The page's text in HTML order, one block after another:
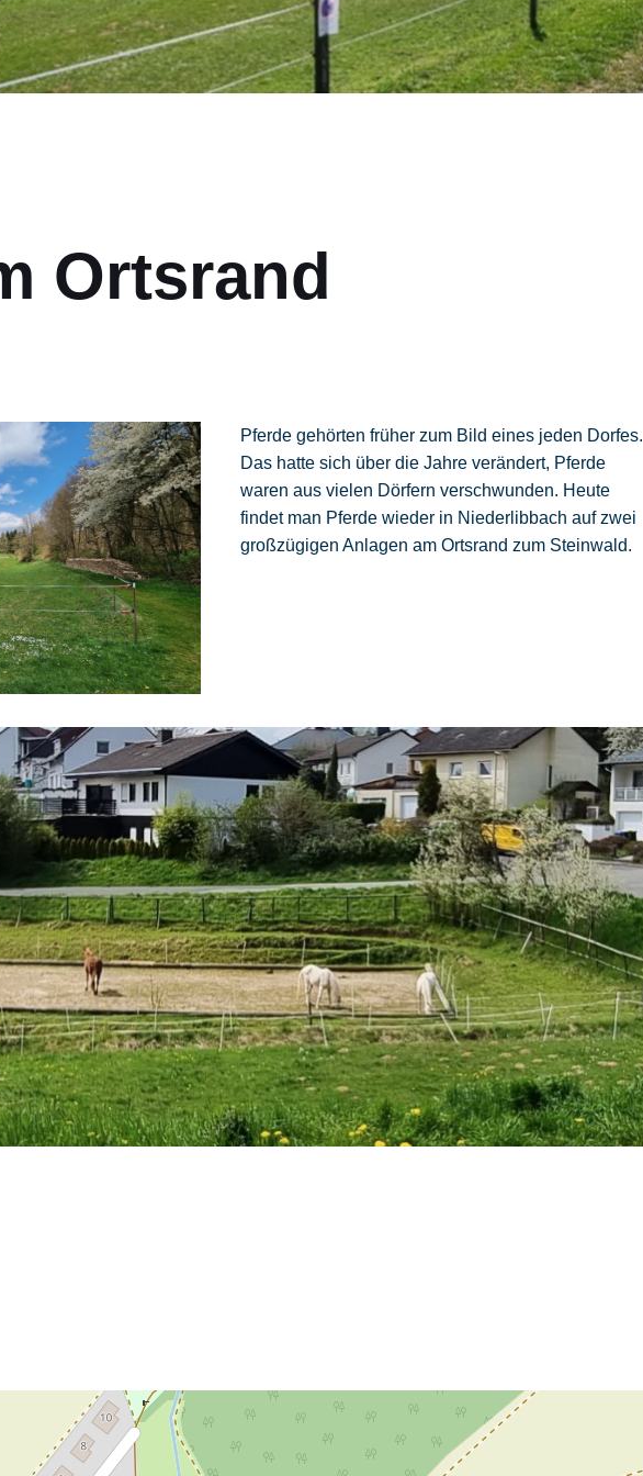
Ortsrand
Pferde gehörten früher zum Bild eines jeden Dorfes.
Das hatte sich über die Jahre verändert, Pferde
waren aus vielen Dörfern verschwunden. Heute
findet man Pferde wieder in Niederlibbach auf zwei
großzügigen Anlagen am Ortsrand zum Steinwald.